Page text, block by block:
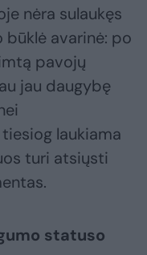
nėra sulaukęs
avarinė: po
pavojų
jau daugybę
laukiama
turi atsiųsti
statuso